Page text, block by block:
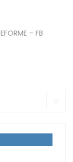
– FB